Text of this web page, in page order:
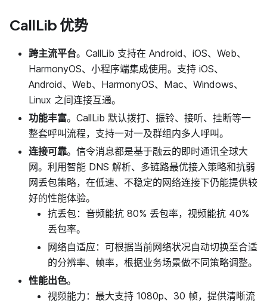
CallLib 优势
跨主流平台。CallLib 支持在 Android、iOS、Web、
HarmonyOS、小程序端集成使用。支持 iOS、
Android、Web、HarmonyOS、Mac、Windows、
Linux 之间连接互通。
功能丰富。CallLib 默认拨打、振铃、接听、挂断等一
整套呼叫流程，支持一对一及群组内多人呼叫。
连接可靠。信令消息都是基于融云的即时通讯全球大
网。利用智能 DNS 解析、多链路最优接入策略和抗弱
网丢包策略，在低速、不稳定的网络连接下仍能提供较
好的性能体验。
抗丢包：音频能抗 80% 丢包率，视频能抗 40%
丢包率。
网络自适应：可根据当前网络状况自动切换至合适
的分辨率、帧率，根据业务场景做不同策略调整。
性能出色。
视频能力：最大支持 1080p、30 帧，提供清晰流